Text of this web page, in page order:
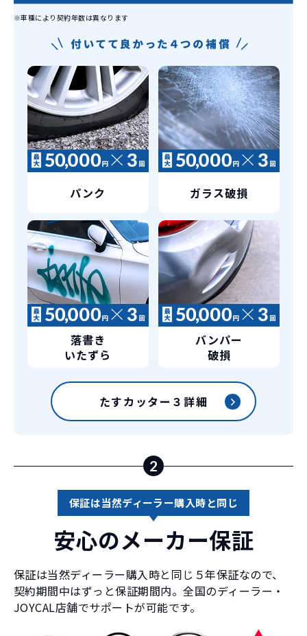
※車種により契約年数は異なります
パンク ガラス破損
落書き
いたずら
バンパー
破損
たすカッター３詳細
2
保証は当然ディーラー購入時と同じ
安心のメーカー保証
保証は当然ディーラー購入時と同じ５年保証なので、
契約期間中はずっと保証期間内。全国のディーラー・
JOYCAL店舗でサポートが可能です。